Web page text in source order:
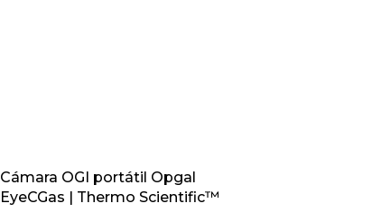
Cámara OGI portátil Opgal
EyeCGas | Thermo Scientific™